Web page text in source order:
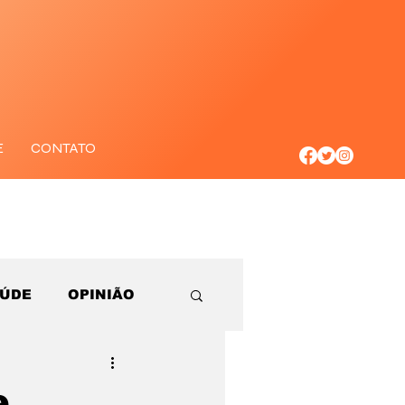
CONTATO
OPINIÃO